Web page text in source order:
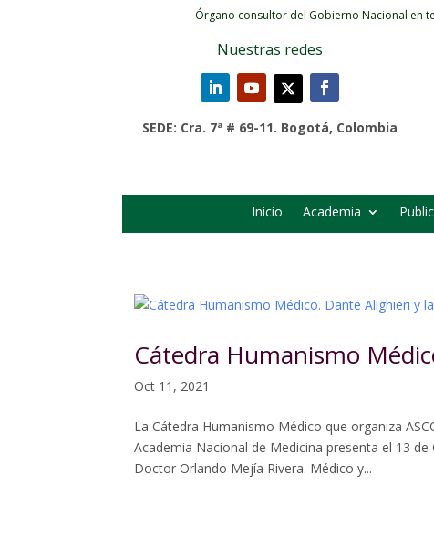
Órgano consultor del Gobierno Nacional en
Nuestras redes
SEDE: Cra. 7ª # 69-11. Bogotá, Colombia
Inicio Academia
Cátedra Humanismo
Oct 11, 2021
La Cátedra Humanismo Médico que organiza
Academia Nacional de Medicina presenta el 13
Doctor Orlando Mejía Rivera. Médico y...